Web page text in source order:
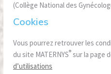
(Collège National des
Cookies
Vous pourrez retrouver les
du site MATERNYS® sur la page
d’utilisations